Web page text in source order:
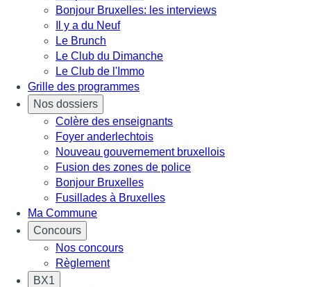
Bonjour Bruxelles: les interviews
Il y a du Neuf
Le Brunch
Le Club du Dimanche
Le Club de l'Immo
Grille des programmes
Nos dossiers
Colère des enseignants
Foyer anderlechtois
Nouveau gouvernement bruxellois
Fusion des zones de police
Bonjour Bruxelles
Fusillades à Bruxelles
Ma Commune
Concours
Nos concours
Règlement
BX1